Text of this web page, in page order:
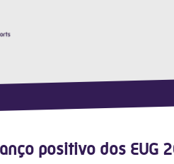
positivo dos